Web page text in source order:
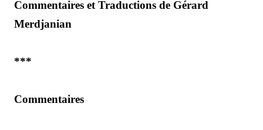
Commentaires et Traductions de Gérard
Merdjanian
***
Commentaires